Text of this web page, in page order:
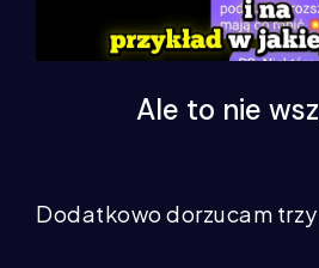
Ale to nie
Dodatkowo dorzucam